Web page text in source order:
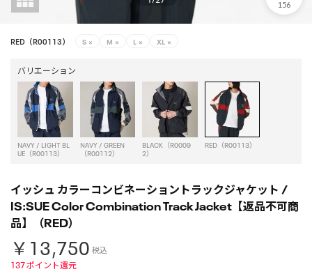
156
RED（R00113） S × M × L × XL ×
バリエーション
NAVY / LIGHT BL
UE（R00113）
NAVY / GREEN
（R00112）
BLACK（R0009
2）
RED（R00113）
イッシュ カラーコンビネーショントラックジャケット /
IS:SUE Color Combination Track Jacket【返品不可商
品】（RED）
￥13,750 税込
137ポイント還元